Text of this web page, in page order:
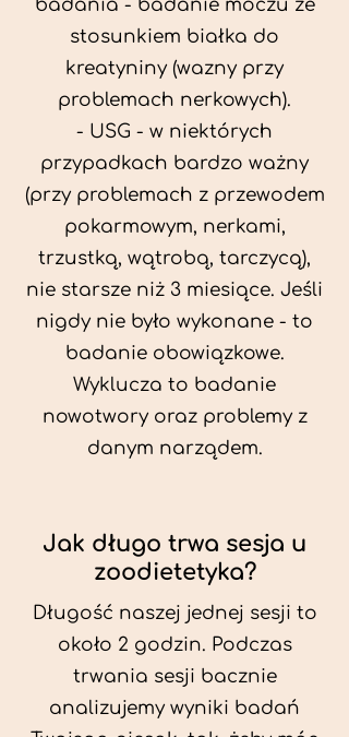
badania - badanie moczu ze
stosunkiem białka do
kreatyniny (wazny przy
problemach nerkowych).
- USG - w niektórych
przypadkach bardzo ważny
(przy problemach z przewodem
pokarmowym, nerkami,
trzustką, wątrobą, tarczycą),
nie starsze niż 3 miesiące. Jeśli
nigdy nie było wykonane - to
badanie obowiązkowe.
Wyklucza to badanie
nowotwory oraz problemy z
danym narządem.
Jak długo trwa sesja u
zoodietetyka?
Długość naszej jednej sesji to
około 2 godzin. Podczas
trwania sesji bacznie
analizujemy wyniki badań